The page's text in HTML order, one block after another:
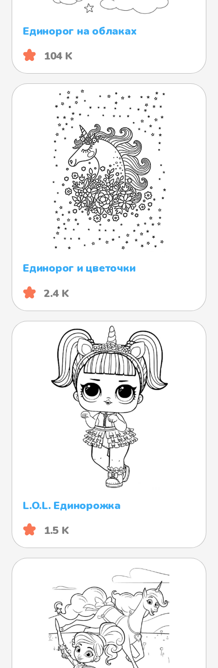
Единорог на облаках
104 K
Единорог и цветочки
2.4 K
L.O.L. Единорожка
1.5 K